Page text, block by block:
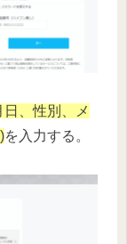
、性別、メ
を入力する。